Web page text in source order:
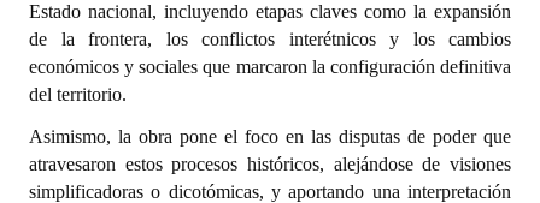
Actas de Audiencias Públicas
NORMATIVA
Declaraciones
Estado nacional, incluyendo etapas claves como la expansión
de la frontera, los conflictos interétnicos y los cambios
económicos y sociales que marcaron la configuración definitiva
del territorio.
Asimismo, la obra pone el foco en las disputas de poder que
atravesaron estos procesos históricos, alejándose de visiones
simplificadoras o dicotómicas, y aportando una interpretación